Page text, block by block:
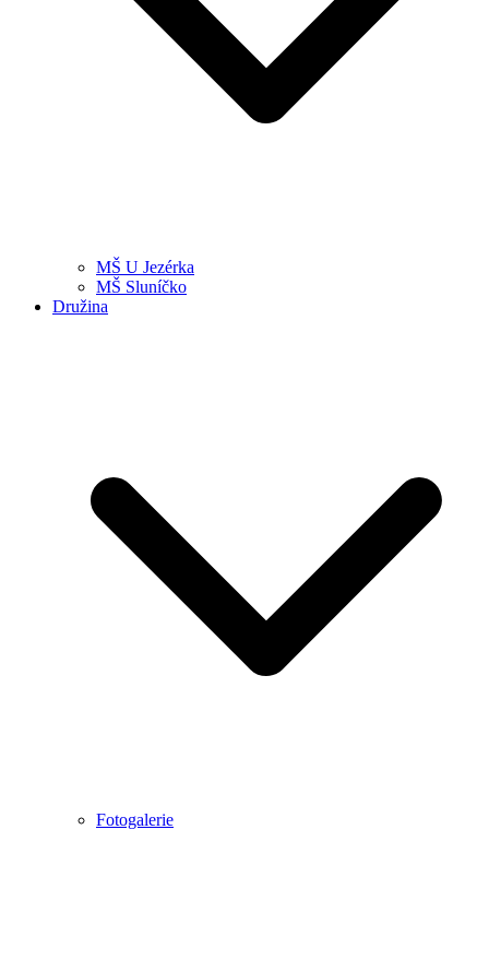
MŠ U Jezérka
MŠ Sluníčko
Družina
Fotogalerie